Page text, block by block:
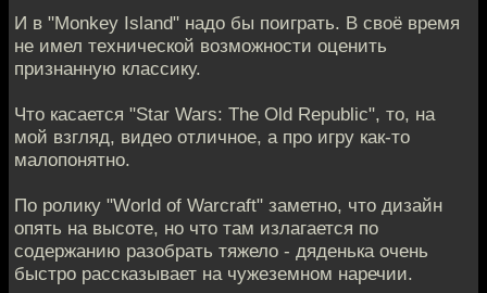
И в "Monkey Island" надо бы поиграть. В своё время
не имел технической возможности оценить
признанную классику.
Что касается "Star Wars: The Old Republic", то, на
мой взгляд, видео отличное, а про игру как-то
малопонятно.
По ролику "World of Warcraft" заметно, что дизайн
опять на высоте, но что там излагается по
содержанию разобрать тяжело - дяденька очень
быстро рассказывает на чужеземном наречии.